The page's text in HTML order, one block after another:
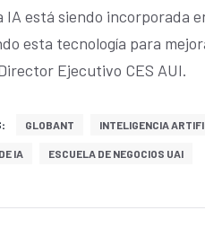
IA está siendo incorporada
esta tecnología para
Ejecutivo CES AUI.
GLOBANT INTELIGENCIA
IA ESCUELA DE NEGOCIOS UAI